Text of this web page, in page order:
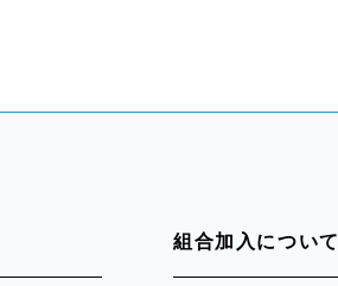
組合加入について